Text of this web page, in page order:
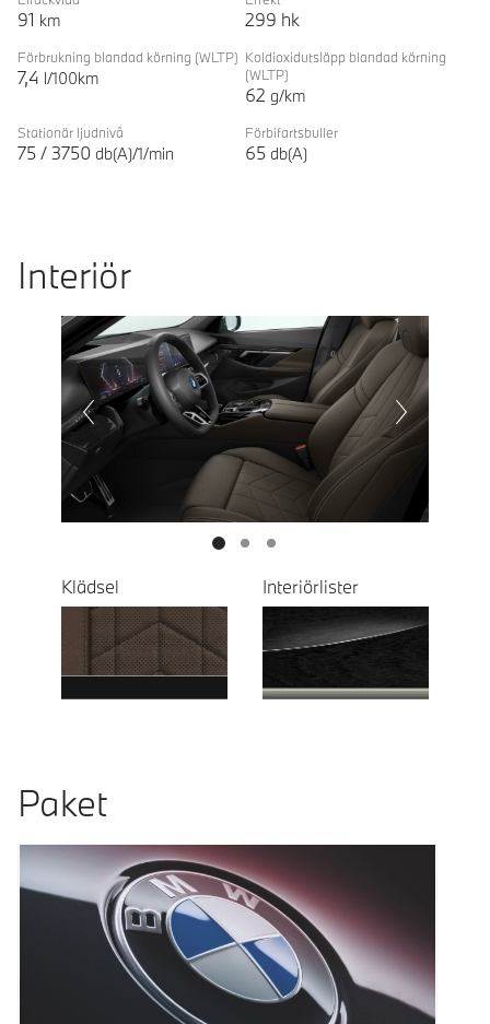
91 km 299 hk
Förbrukning blandad körning (WLTP)
7,4 l/100km
Koldioxidutsläpp blandad körning
(WLTP)
62 g/km
Stationär ljudnivå
75/ 3750 db(A)/1/min
Förbifartsbuller
65 db(A)
Interiör
Prevoius
Next
Klädsel Interiörlister
Paket